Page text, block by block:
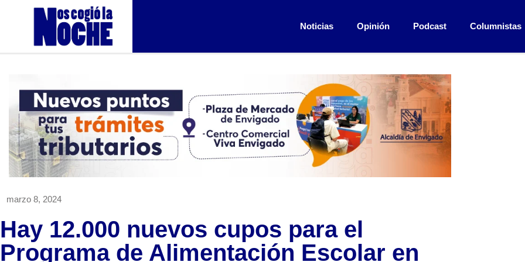
Noticias Opinión Podcast Columnistas
marzo 8, 2024
Hay 12.000 nuevos cupos para el
Programa de Alimentación Escolar en